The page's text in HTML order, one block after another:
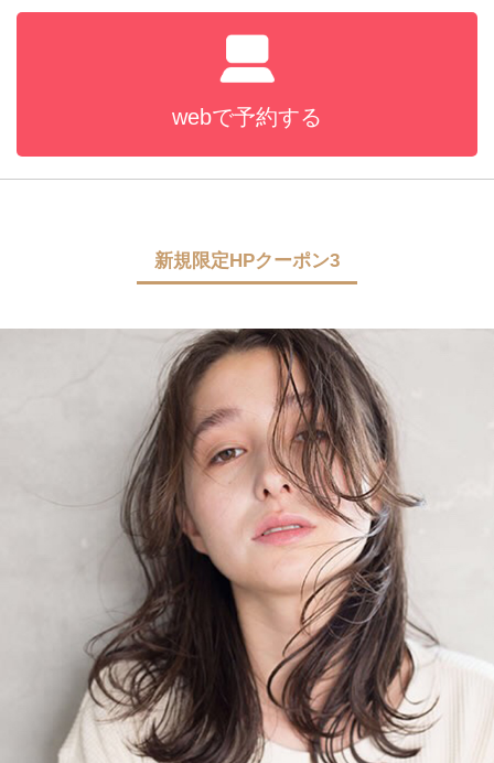
webで予約する
新規限定HPクーポン3